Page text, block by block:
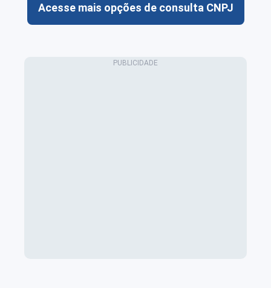
Acesse mais opções de consulta CNPJ